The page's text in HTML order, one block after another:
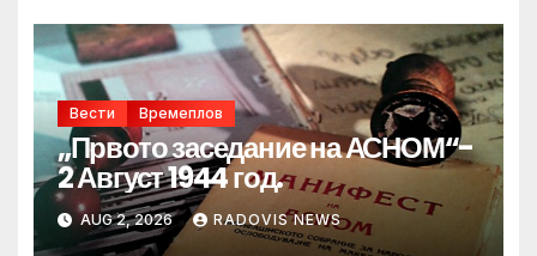
Вести Времеплов
„Првото заседание на АСНОМ“-
2 Август 1944 год.
AUG 2, 2026 RADOVIS NEWS